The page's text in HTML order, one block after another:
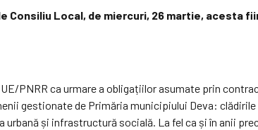
Consiliu Local, de miercuri, 26 martie, acesta
PNRR ca urmare a obligațiilor asumate prin
gestionate de Primăria municipiului Deva:
și infrastructură socială. La fel ca și în anii